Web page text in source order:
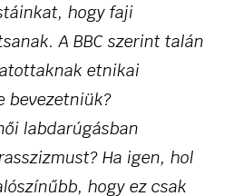
hogy faji
A BBC szerint talán
etnikai
bevezetniük?
labdarúgásban
Ha igen, hol
hogy ez csak